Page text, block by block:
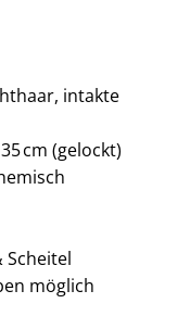
intakte
cm (gelockt)
Scheitel
möglich